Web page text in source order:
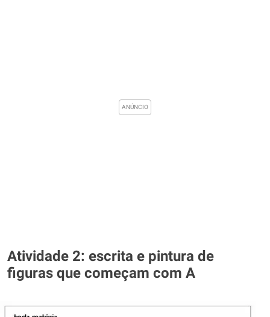
Atividade 2: escrita e pintura de
figuras que começam com A